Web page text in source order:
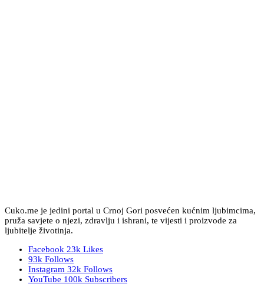
Cuko.me je jedini portal u Crnoj Gori posvećen kućnim ljubimcima,
pruža savjete o njezi, zdravlju i ishrani, te vijesti i proizvode za
ljubitelje životinja.
Facebook 23k Likes
93k Follows
Instagram 32k Follows
YouTube 100k Subscribers